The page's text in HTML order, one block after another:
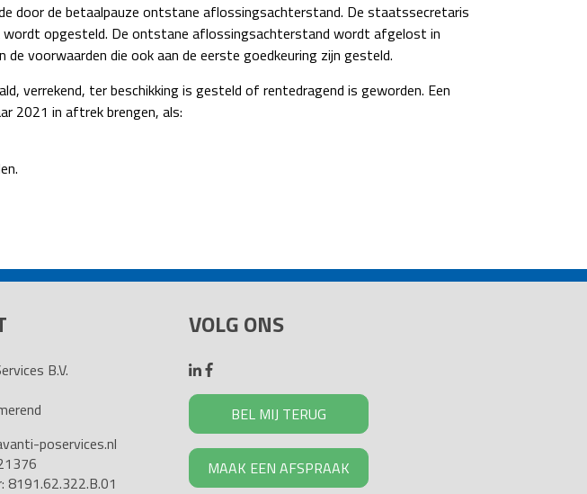
door de betaalpauze ontstane aflossingsachterstand. De staatssecretaris
opgesteld. De ontstane aflossingsachterstand wordt afgelost in
voorwaarden die ook aan de eerste goedkeuring zijn gesteld.
verrekend, ter beschikking is gesteld of rentedragend is geworden. Een
2021 in aftrek brengen, als:
B.V.
poservices.nl
8191.62.322.B.01
VOLG ONS
BEL MIJ TERUG
MAAK EEN AFSPRAAK